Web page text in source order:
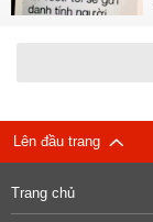
Lên đầu trang
Trang chủ